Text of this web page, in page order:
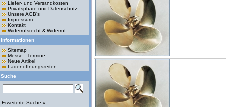
Liefer- und Versandkosten
Privatsphäre und Datenschutz
Unsere AGB's
Impressum
Kontakt
Widerrufsrecht & Widerruf
Informationen
Sitemap
Messe - Termine
Neue Artikel
Ladenöffnungszeiten
Suche
Erweiterte Suche »